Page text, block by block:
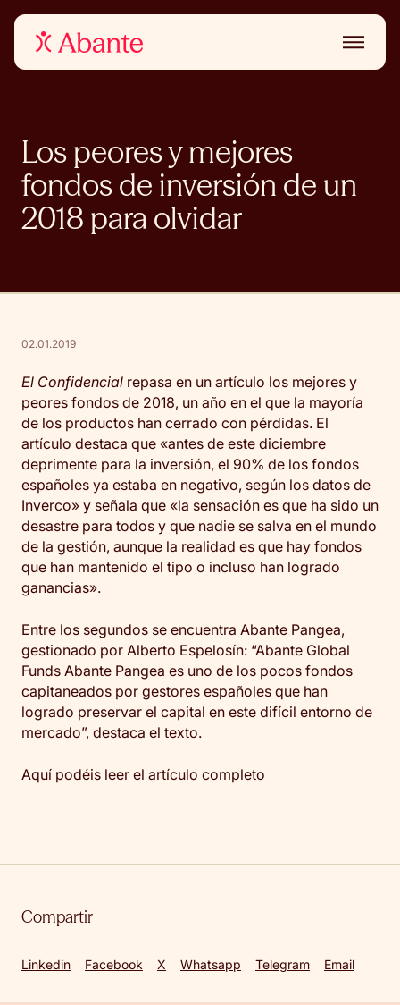
Los peores y mejores
fondos de inversión de un
2018 para olvidar
02.01.2019
El Confidencial repasa en un artículo los mejores y
peores fondos de 2018, un año en el que la mayoría
de los productos han cerrado con pérdidas. El
artículo destaca que «antes de este diciembre
deprimente para la inversión, el 90% de los fondos
españoles ya estaba en negativo, según los datos de
Inverco» y señala que «la sensación es que ha sido un
desastre para todos y que nadie se salva en el mundo
de la gestión, aunque la realidad es que hay fondos
que han mantenido el tipo o incluso han logrado
ganancias».
Entre los segundos se encuentra Abante Pangea,
gestionado por Alberto Espelosín: “Abante Global
Funds Abante Pangea es uno de los pocos fondos
capitaneados por gestores españoles que han
logrado preservar el capital en este difícil entorno de
mercado”, destaca el texto.
Aquí podéis leer el artículo completo
Compartir
Linkedin Facebook X Whatsapp Telegram Email